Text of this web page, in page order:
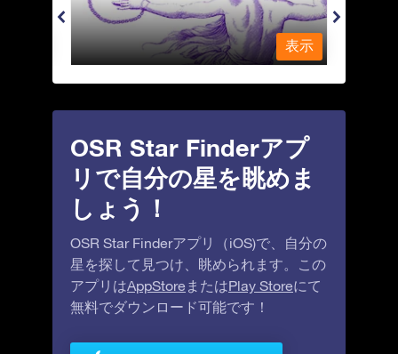
表示
OSR Star Finderアプ
リで自分の星を眺めま
しょう！
OSR Star Finderアプリ（iOS)で、自分の
星を探して見つけ、眺められます。この
アプリはAppStore またはPlay Storeにて
無料でダウンロード可能です！